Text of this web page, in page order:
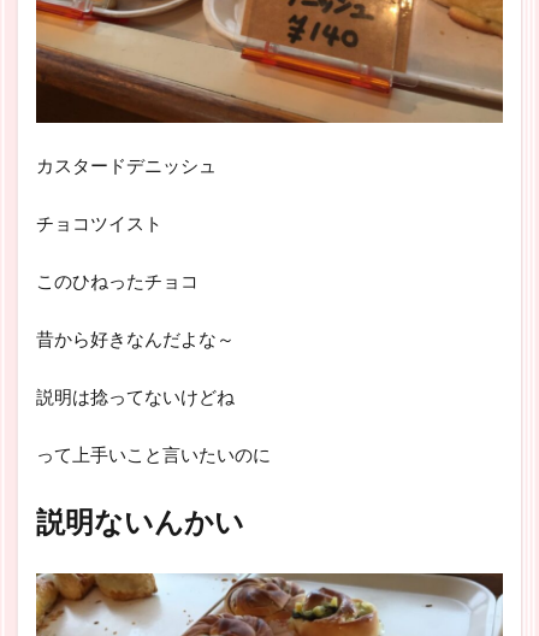
カスタードデニッシュ
チョコツイスト
このひねったチョコ
昔から好きなんだよな～
説明は捻ってないけどね
って上手いこと言いたいのに
説明ないんかい